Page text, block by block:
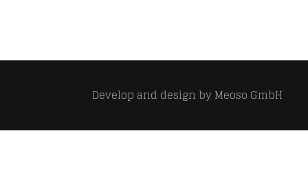
Develop and design byMeoso GmbH